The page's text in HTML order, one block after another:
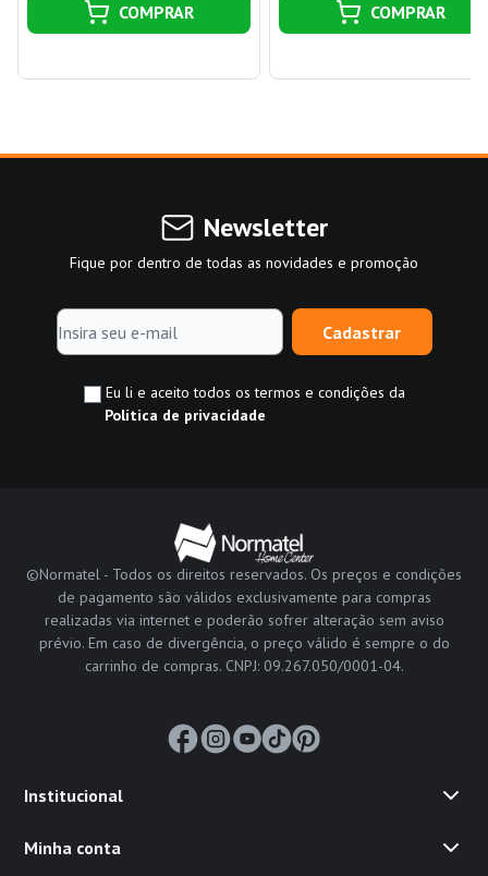
COMPRAR COMPRAR
Newsletter
Fique por dentro de todas as novidades e promoção
Cadastrar
Eu li e aceito todos os termos e condições da
Política de privacidade
©Normatel - Todos os direitos reservados. Os preços e condições
de pagamento são válidos exclusivamente para compras
realizadas via internet e poderão sofrer alteração sem aviso
prévio. Em caso de divergência, o preço válido é sempre o do
carrinho de compras. CNPJ: 09.267.050/0001-04.
Institucional
Minha conta